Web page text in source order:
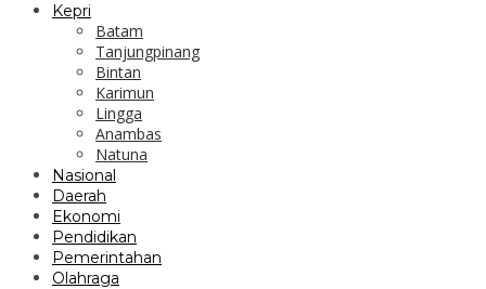
Kepri
Batam
Tanjungpinang
Bintan
Karimun
Lingga
Anambas
Natuna
Nasional
Daerah
Ekonomi
Pendidikan
Pemerintahan
Olahraga